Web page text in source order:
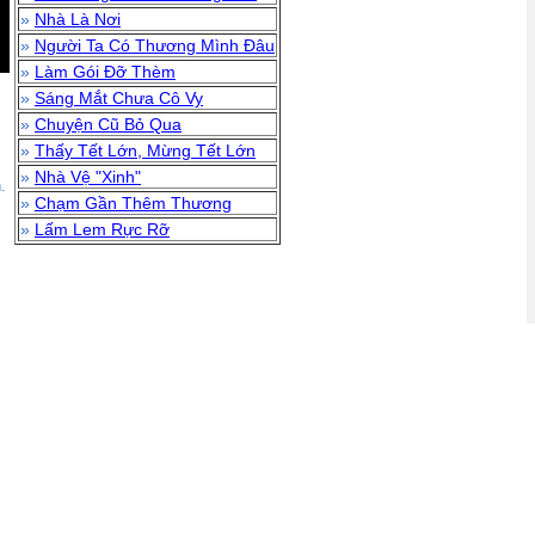
» Nhà Là Nơi
» Người Ta Có Thương Mình Đâu
» Làm Gói Đỡ Thèm
» Sáng Mắt Chưa Cô Vy
» Chuyện Cũ Bỏ Qua
» Thấy Tết Lớn, Mừng Tết Lớn
» Nhà Vệ "Xinh"
» Chạm Gần Thêm Thương
» Lấm Lem Rực Rỡ